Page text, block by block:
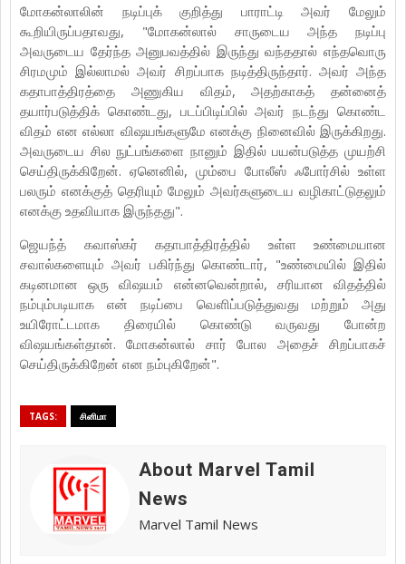
மோகன்லாலின் நடிப்புக் குறித்து பாராட்டி அவர் மேலும்
கூறியிருப்பதாவது, "மோகன்லால் சாருடைய அந்த நடிப்பு
அவருடைய தேர்ந்த அனுபவத்தில் இருந்து வந்ததால் எந்தவொரு
சிரமமும் இல்லாமல் அவர் சிறப்பாக நடித்திருந்தார். அவர் அந்த
கதாபாத்திரத்தை அணுகிய விதம், அதற்காகத் தன்னைத்
தயார்படுத்திக் கொண்டது, படப்பிடிப்பில் அவர் நடந்து கொண்ட
விதம் என எல்லா விஷயங்களுமே எனக்கு நினைவில் இருக்கிறது.
அவருடைய சில நுட்பங்களை நானும் இதில் பயன்படுத்த முயற்சி
செய்திருக்கிறேன். ஏனெனில், மும்பை போலீஸ் ஃபோர்சில் உள்ள
பலரும் எனக்குத் தெரியும் மேலும் அவர்களுடைய வழிகாட்டுதலும்
எனக்கு உதவியாக இருந்தது".
ஜெயந்த் கவாஸ்கர் கதாபாத்திரத்தில் உள்ள உண்மையான
சவால்களையும் அவர் பகிர்ந்து கொண்டார், "உண்மையில் இதில்
கடினமான ஒரு விஷயம் என்னவென்றால், சரியான விதத்தில்
நம்பும்படியாக என் நடிப்பை வெளிப்படுத்துவது மற்றும் அது
உயிரோட்டமாக திரையில் கொண்டு வருவது போன்ற
விஷயங்கள்தான். மோகன்லால் சார் போல அதைச் சிறப்பாகச்
செய்திருக்கிறேன் என நம்புகிறேன்".
TAGS: சினிமா
About Marvel Tamil
News
Marvel Tamil News